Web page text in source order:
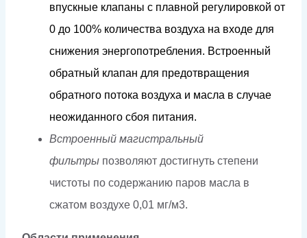
впускные клапаны с плавной регулировкой от
0 до 100% количества воздуха на входе для
снижения энергопотребления. Встроенный
обратный клапан для предотвращения
обратного потока воздуха и масла в случае
неожиданного сбоя питания.
Встроенный магистральный
фильтры позволяют достигнуть степени
чистоты по содержанию паров масла в
сжатом воздухе 0,01 мг/м3.